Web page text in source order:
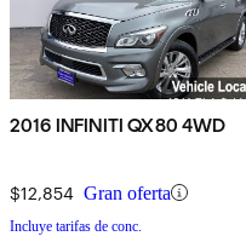
2016 INFINITI QX80 4WD
$12,854 Gran oferta
Incluye tarifas de conc.